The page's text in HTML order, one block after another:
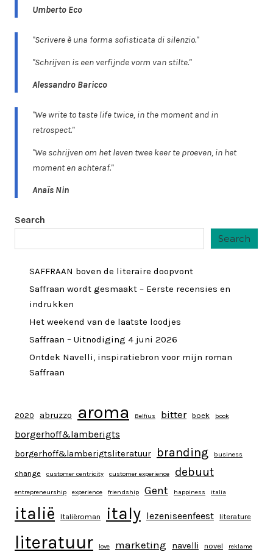
Umberto Eco
"Scrivere è una forma sofisticata di silenzio."
"Schrijven is een verfijnde vorm van stilte."
Alessandro Baricco
"We write to taste life twice, in the moment and in
retrospect."
"We schrijven om het leven twee keer te proeven, in het
moment en achteraf."
Anaïs Nin
Search
Search
SAFFRAAN boven de literaire doopvont
Saffraan wordt gesmaakt – Eerste recensies en
indrukken
Het weekend van de laatste loodjes
Saffraan – Uitnodiging 4 juni 2026
Ontdek Navelli, inspiratiebron voor mijn roman
Saffraan
2020 abruzzo aroma Belfius bitter boek book
borgerhoff&lamberigts
borgerhoff&lamberigtsliteratuur branding business
change customer centricity customer experience debuut
entrepreneurship experience friendship Gent happiness italia
italië Italiëroman italy lezeniseenfeest literature
literatuur love marketing navelli novel reklame